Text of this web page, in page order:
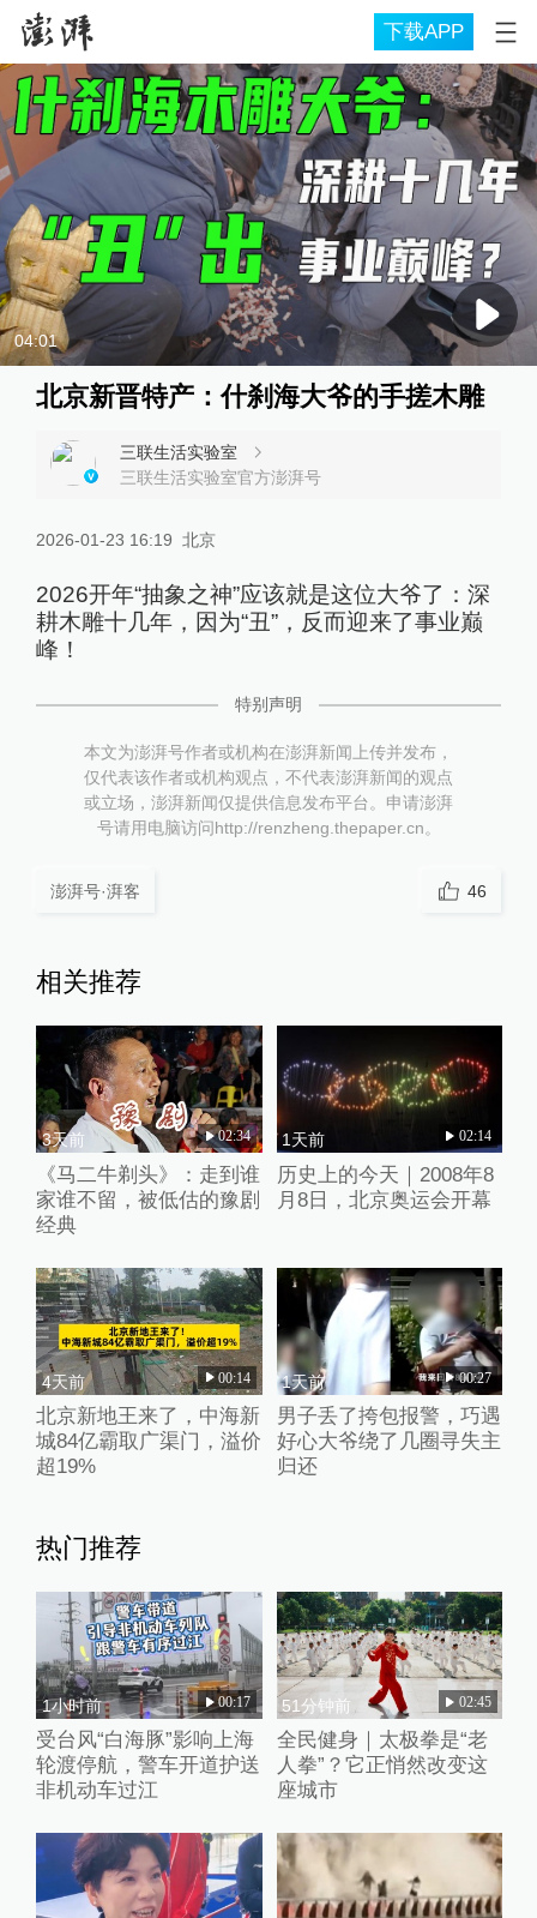
下载APP
04:01
北京新晋特产：什刹海大爷的手搓木雕
三联生活实验室
三联生活实验室官方澎湃号
2026-01-23 16:19 北京
2026开年“抽象之神”应该就是这位大爷了：深
耕木雕十几年，因为“丑”，反而迎来了事业巅
峰！
特别声明
本文为澎湃号作者或机构在澎湃新闻上传并发布，
仅代表该作者或机构观点，不代表澎湃新闻的观点
或立场，澎湃新闻仅提供信息发布平台。申请澎湃
号请用电脑访问http://renzheng.thepaper.cn。
澎湃号·湃客 46
相关推荐
3天前 02:34
《马二牛剃头》：走到谁
家谁不留，被低估的豫剧
经典
1天前 02:14
历史上的今天｜2008年8
月8日，北京奥运会开幕
4天前 00:14
北京新地王来了，中海新
城84亿霸取广渠门，溢价
超19%
1天前 00:27
男子丢了挎包报警，巧遇
好心大爷绕了几圈寻失主
归还
热门推荐
1小时前 00:17
受台风“白海豚”影响上海
轮渡停航，警车开道护送
非机动车过江
51分钟前 02:45
全民健身｜太极拳是“老
人拳”？它正悄然改变这
座城市